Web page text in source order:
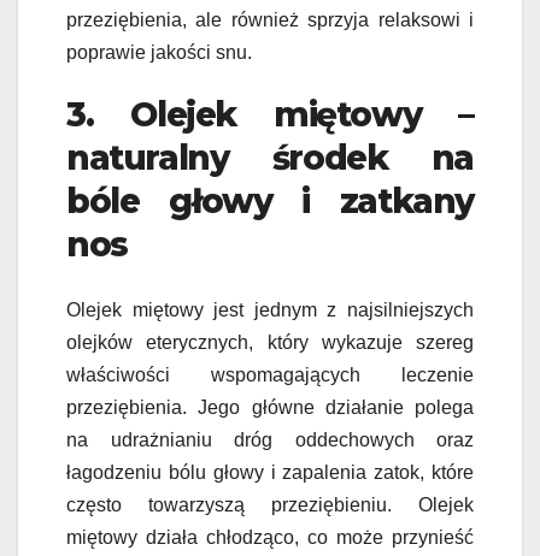
przeziębienia, ale również sprzyja relaksowi i
poprawie jakości snu.
3. Olejek miętowy –
naturalny środek na
bóle głowy i zatkany
nos
Olejek miętowy jest jednym z najsilniejszych
olejków eterycznych, który wykazuje szereg
właściwości wspomagających leczenie
przeziębienia. Jego główne działanie polega
na udrażnianiu dróg oddechowych oraz
łagodzeniu bólu głowy i zapalenia zatok, które
często towarzyszą przeziębieniu. Olejek
miętowy działa chłodząco, co może przynieść